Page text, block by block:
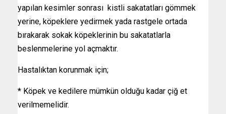
yapılan kesimler sonrası kistli sakatatları gömmek
yerine, köpeklere yedirmek yada rastgele ortada
bırakarak sokak köpeklerinin bu sakatatlarla
beslenmelerine yol açmaktır.
Hastalıktan korunmak için;
* Köpek ve kedilere mümkün olduğu kadar çiğ et
verilmemelidir.